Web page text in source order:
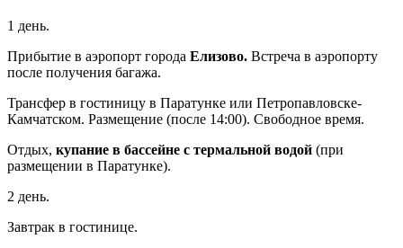
1 день.
Прибытие в аэропорт города Елизово. Встреча в аэропорту
после получения багажа.
Трансфер в гостиницу в Паратунке или Петропавловске-
Камчатском. Размещение (после 14:00). Свободное время.
Отдых, купание в бассейне с термальной водой (при
размещении в Паратунке).
2 день.
Завтрак в гостинице.